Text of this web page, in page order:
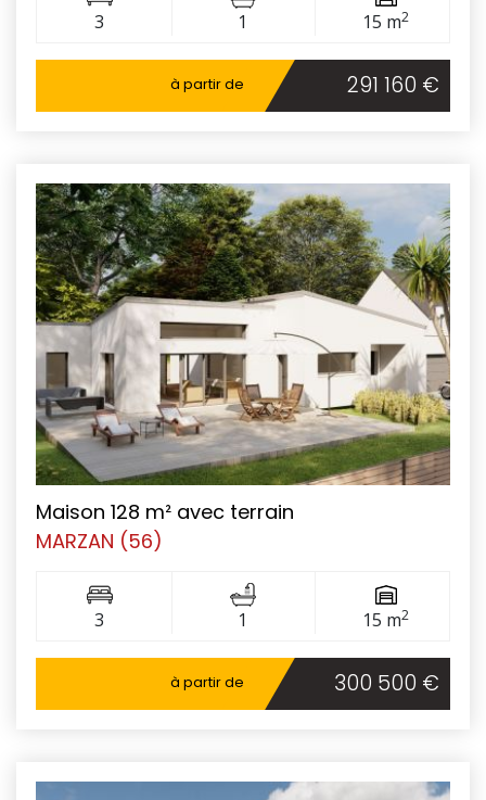
3 1 15 m2
à partir de 291 160 €
Maison 128 m² avec terrain
MARZAN (56)
3 1 15 m2
à partir de 300 500 €